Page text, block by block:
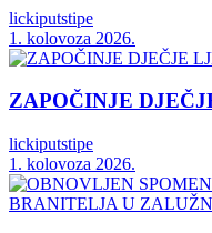
lickiputstipe
1. kolovoza 2026.
ZAPOČINJE
lickiputstipe
1. kolovoza 2026.